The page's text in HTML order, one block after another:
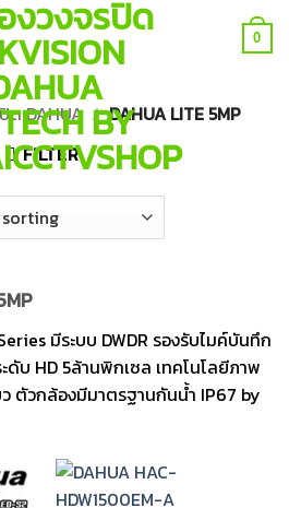
0
ด DAHUA /DAHUA LITE 5MP
FILTER
มีระบบ DWDR รองรับไมค์บันทึก
ดับ HD 5ล้านพิกเซล เทคโนโลยีภาพ
ตัวกล้องมีมาตรฐานกันน้ำ IP67 by